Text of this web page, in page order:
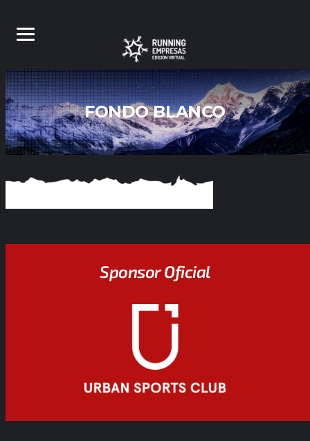
FONDO BLANCO
Sponsor Oficial